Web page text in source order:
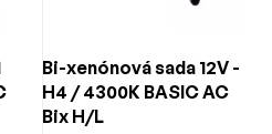
Bi-xenónová sada 12V -
H4 / 4300K BASIC AC
Bix H/L